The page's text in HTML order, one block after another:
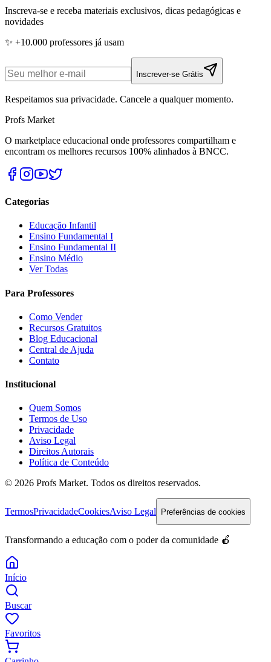
Inscreva-se e receba materiais exclusivos, dicas pedagógicas e
novidades
✨ +10.000 professores já usam
Inscrever-se Grátis
Respeitamos sua privacidade. Cancele a qualquer momento.
Profs Market
O marketplace educacional onde professores compartilham e
encontram os melhores recursos 100% alinhados à BNCC.
Categorias
Educação Infantil
Ensino Fundamental I
Ensino Fundamental II
Ensino Médio
Ver Todas
Para Professores
Como Vender
Recursos Gratuitos
Blog Educacional
Central de Ajuda
Contato
Institucional
Quem Somos
Termos de Uso
Privacidade
Aviso Legal
Direitos Autorais
Política de Conteúdo
© 2026 Profs Market. Todos os direitos reservados.
TermosPrivacidadeCookiesAviso Legal Preferências de cookies
Transformando a educação com o poder da comunidade 🍎
Início
Buscar
Favoritos